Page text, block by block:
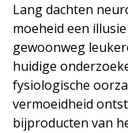
Lang dachten
moeheid een
gewoonweg
huidige
fysiologische
vermoeidheid
bijproducten van